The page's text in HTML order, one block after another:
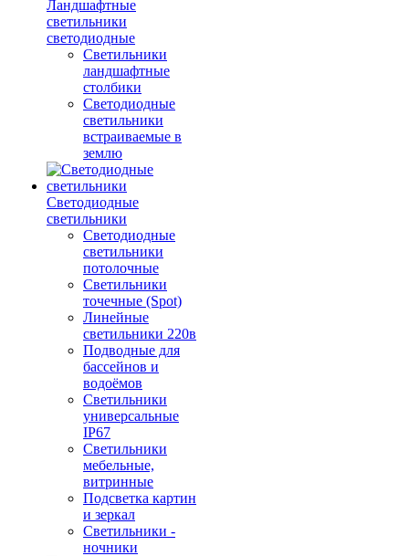
Ландшафтные
светильники
светодиодные
Светильники
ландшафтные
столбики
Светодиодные
светильники
встраиваемые в
землю
Светодиодные
светильники
Светодиодные
светильники
потолочные
Светильники
точечные (Spot)
Линейные
светильники 220в
Подводные для
бассейнов и
водоёмов
Светильники
универсальные
IP67
Светильники
мебельные,
витринные
Подсветка картин
и зеркал
Светильники -
ночники